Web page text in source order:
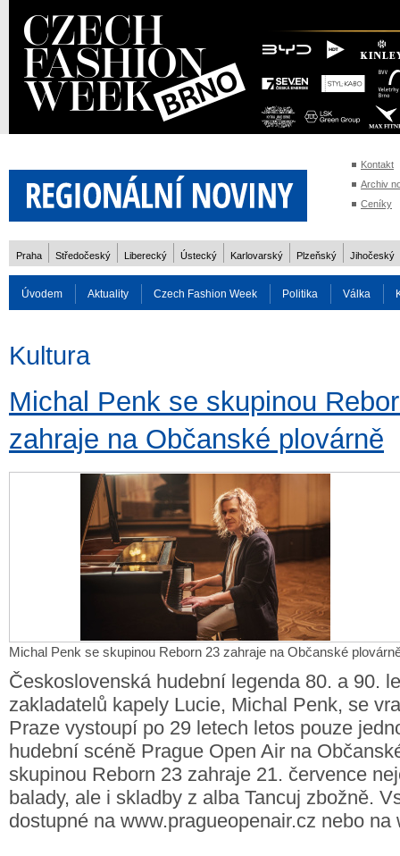
Kontakt
Archiv
Ceníky
Praha Středočeský Liberecký Ústecký Karlovarský Plzeňský Jihočeský
Úvodem Aktuality Czech Fashion Week Politika Válka
Kultura
Michal Penk se skupinou
zahraje na Občanské plovárně
Michal Penk se skupinou Reborn 23 zahraje na Občanské
Československá hudební legenda 80. a 90.
zakladatelů kapely Lucie, Michal Penk, se
Praze vystoupí po 29 letech letos pouze
hudební scéně Prague Open Air na
skupinou Reborn 23 zahraje 21. července
balady, ale i skladby z alba Tancuj zbožně.
dostupné na www.pragueopenair.cz nebo na